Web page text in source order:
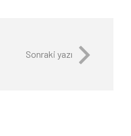
Sonraki yazı